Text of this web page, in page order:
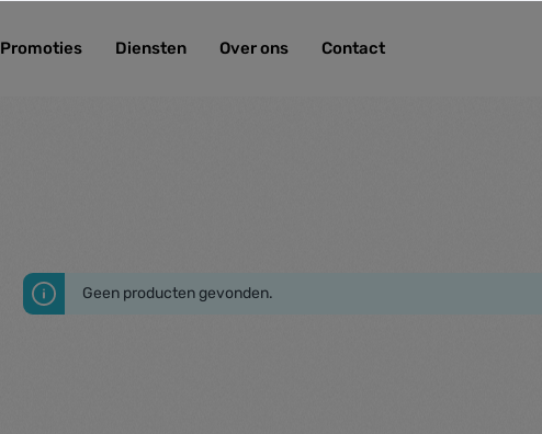
Promoties Diensten Over ons Contact
Geen producten gevonden.